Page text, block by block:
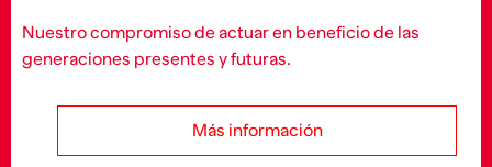
Nuestro compromiso de actuar en beneficio de las
generaciones presentes y futuras.
Más información